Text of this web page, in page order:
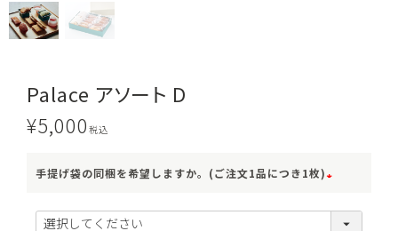
Palace アソート D
¥5,000 税込
手提げ袋の同梱を希望しますか。(ご注文1品につき1枚)